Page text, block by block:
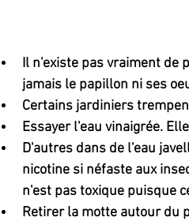
Il n'existe pas vraiment de
jamais le papillon ni ses
Certains jardiniers
Essayer l'eau vinaigrée.
D'autres dans de l'eau
nicotine si néfaste aux
n'est pas toxique puisque
Retirer la motte autour du